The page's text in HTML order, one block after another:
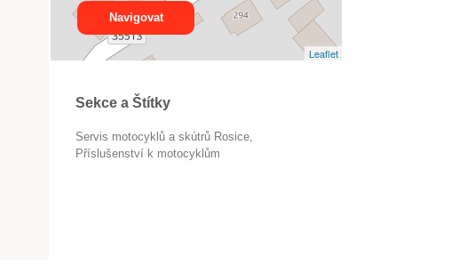
Leaflet
Navigovat
Sekce a Štítky
Servis motocyklů a skútrů Rosice
příslušenství k motocyklům